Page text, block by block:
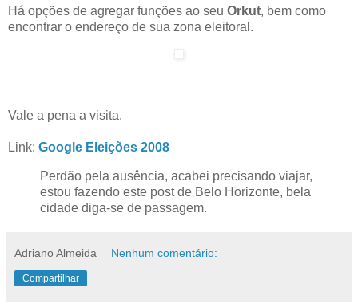
Há opções de agregar funções ao seu Orkut, bem como
encontrar o endereço de sua zona eleitoral.
Vale a pena a visita.
Link: Google Eleições 2008
Perdão pela ausência, acabei precisando viajar,
estou fazendo este post de Belo Horizonte, bela
cidade diga-se de passagem.
Adriano Almeida Nenhum comentário:
Compartilhar